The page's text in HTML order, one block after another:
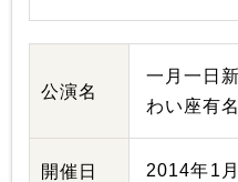
公演名
一月一日
わい座有
開催日 2014年1